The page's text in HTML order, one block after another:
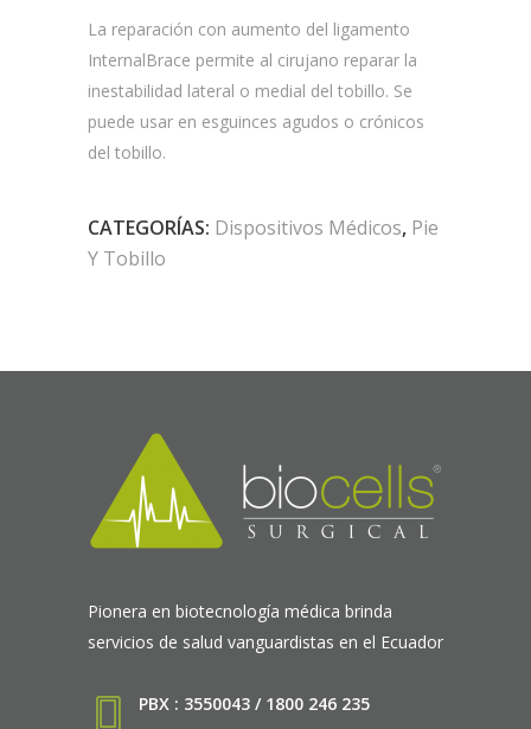
La reparación con aumento del ligamento
InternalBrace permite al cirujano reparar la
inestabilidad lateral o medial del tobillo. Se
puede usar en esguinces agudos o crónicos
del tobillo.
CATEGORÍAS: Dispositivos Médicos, Pie
Y Tobillo
Pionera en biotecnología médica brinda
servicios de salud vanguardistas en el Ecuador
PBX : 3550043 / 1800 246 235